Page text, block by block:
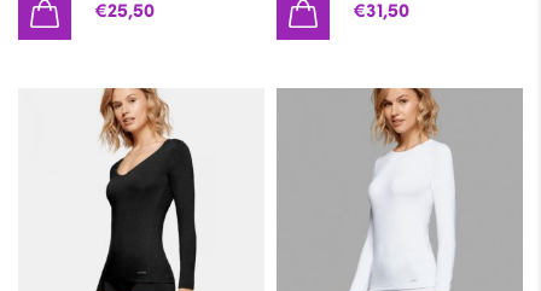
€25,50 €31,50